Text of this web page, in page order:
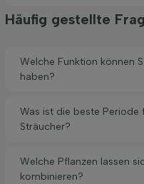
Häufig gestellte
Welche Funktion können
haben?
Was ist die beste Periode
Sträucher?
Welche Pflanzen lassen
kombinieren?